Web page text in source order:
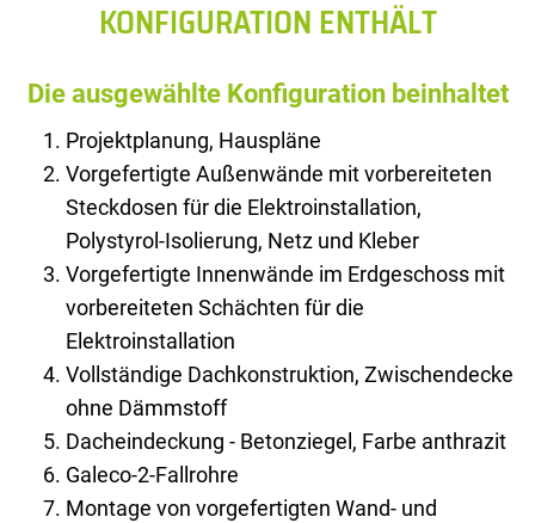
KONFIGURATION ENTHÄLT
Die ausgewählte Konfiguration beinhaltet
Projektplanung, Hauspläne
Vorgefertigte Außenwände mit vorbereiteten
Steckdosen für die Elektroinstallation,
Polystyrol-Isolierung, Netz und Kleber
Vorgefertigte Innenwände im Erdgeschoss mit
vorbereiteten Schächten für die
Elektroinstallation
Vollständige Dachkonstruktion, Zwischendecke
ohne Dämmstoff
Dacheindeckung - Betonziegel, Farbe anthrazit
Galeco-2-Fallrohre
Montage von vorgefertigten Wand- und